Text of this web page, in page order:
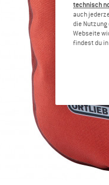
technisch
auch
die Nutzung
Webseite
findest du